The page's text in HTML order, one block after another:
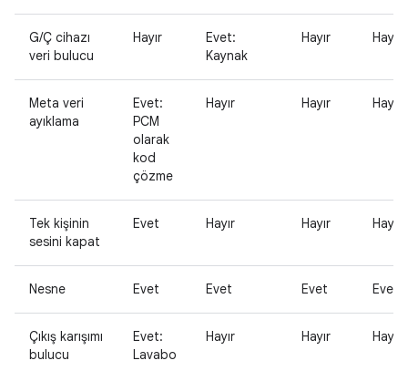
G/Ç cihazı
veri bulucu
Hayır
Evet:
Kaynak
Hayır Hayır
Meta veri
ayıklama
Evet:
PCM
olarak
kod
çözme
Hayır Hayır Hayır
Tek kişinin
sesini kapat
Evet Hayır Hayır Hayır
Nesne Evet Evet Evet Evet
Çıkış karışımı
bulucu
Evet:
Lavabo
Hayır Hayır Hayır